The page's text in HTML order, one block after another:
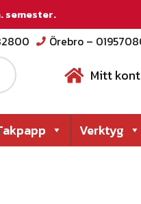
semester.
Örebro –
Mitt
Verktyg